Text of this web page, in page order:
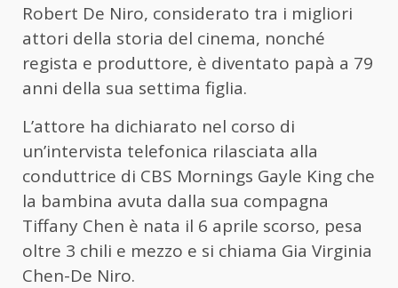
Robert De Niro, considerato tra i migliori
attori della storia del cinema, nonché
regista e produttore, è diventato papà a 79
anni della sua settima figlia.
L’attore ha dichiarato nel corso di
un’intervista telefonica rilasciata alla
conduttrice di CBS Mornings Gayle King che
la bambina avuta dalla sua compagna
Tiffany Chen è nata il 6 aprile scorso, pesa
oltre 3 chili e mezzo e si chiama Gia Virginia
Chen-De Niro.